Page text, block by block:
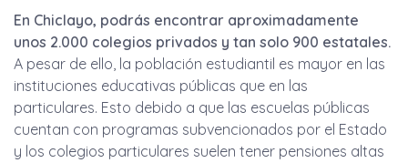
En Chiclayo, podrás encontrar aproximadamente
unos 2.000 colegios privados y tan solo 900 estatales.
A pesar de ello, la población estudiantil es mayor en las
instituciones educativas públicas que en las
particulares. Esto debido a que las escuelas públicas
cuentan con programas subvencionados por el Estado
y los colegios particulares suelen tener pensiones altas